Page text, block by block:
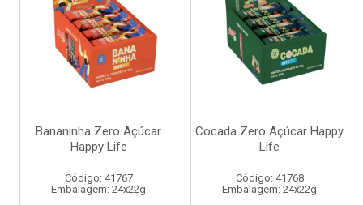
Bananinha Zero Açúcar
Happy Life
Código: 41767
Embalagem: 24x22g
Cocada Zero Açúcar Happy
Life
Código: 41768
Embalagem: 24x22g